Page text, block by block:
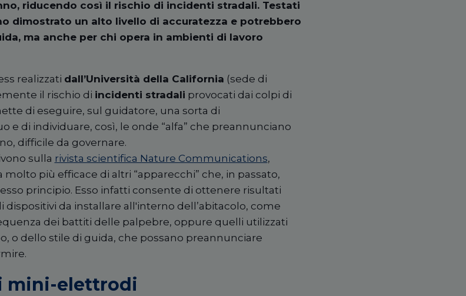
riducendo così il rischio di incidenti stradali. Testati
dimostrato un alto livello di accuratezza e potrebbero
ma anche per chi opera in ambienti di lavoro
realizzati dall’Università della California (sede di
il rischio di incidenti stradali provocati dai colpi di
di eseguire, sul guidatore, una sorta di
di individuare, così, le onde “alfa” che preannunciano
difficile da governare.
sulla rivista scientifica Nature Communications,
più efficace di altri “apparecchi” che, in passato,
principio. Esso infatti consente di ottenere risultati
da installare all'interno dell’abitacolo, come
dei battiti delle palpebre, oppure quelli utilizzati
o dello stile di guida, che possano preannunciare
mini-elettrodi